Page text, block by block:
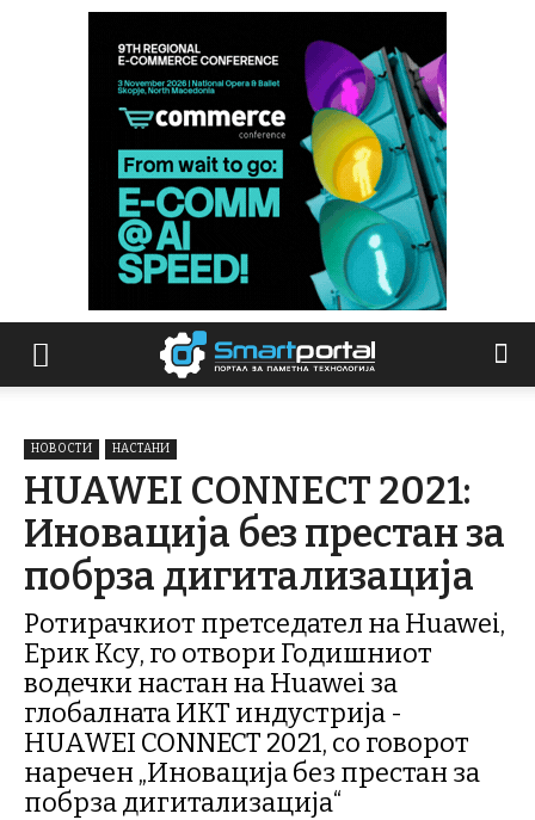
НОВОСТИ НАСТАНИ
HUAWEI CONNECT 2021:
Иновација без престан за
побрза дигитализација
Ротирачкиот претседател на Huawei,
Ерик Ксу, го отвори Годишниот
водечки настан на Huawei за
глобалната ИКТ индустрија -
HUAWEI CONNECT 2021, со говорот
наречен „Иновација без престан за
побрза дигитализација“